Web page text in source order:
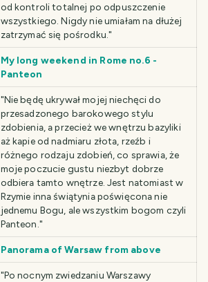
od kontroli totalnej po odpuszczenie
wszystkiego. Nigdy nie umiałam na dłużej
zatrzymać się pośrodku."
My long weekend in Rome no.6 -
Panteon
"Nie będę ukrywał mojej niechęci do
przesadzonego barokowego stylu
zdobienia, a przecież we wnętrzu bazyliki
aż kapie od nadmiaru złota, rzeźb i
różnego rodzaju zdobień, co sprawia, że
moje poczucie gustu niezbyt dobrze
odbiera tamto wnętrze. Jest natomiast w
Rzymie inna świątynia poświęcona nie
jednemu Bogu, ale wszystkim bogom czyli
Panteon."
Panorama of Warsaw from above
"Po nocnym zwiedzaniu Warszawy